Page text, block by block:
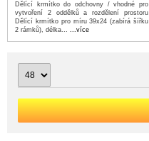
Dělící krmítko do odchovny / vhodné pro
vytvoření 2 oddělků a rozdělení prostoru
Dělící krmítko pro míru 39x24 (zabírá šířku
2 rámků), délka... ...více